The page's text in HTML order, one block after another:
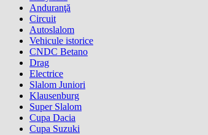
Anduranţă
Circuit
Autoslalom
Vehicule istorice
CNDC Betano
Drag
Electrice
Slalom Juniori
Klausenburg
Super Slalom
Cupa Dacia
Cupa Suzuki